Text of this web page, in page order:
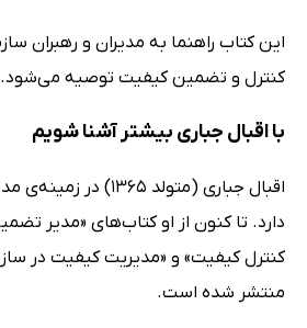
این کتاب راهنما به مدیران و رهبران
کنترل و تضمین کیفیت توصیه می‌شود.
با اقبال جباری بیشتر آشنا شویم
اقبال جباری (متولد
دارد. تا کنون از او کتاب‌های «مدیر
کنترل کیفیت» و «مدیریت کیفیت در
منتشر شده است.